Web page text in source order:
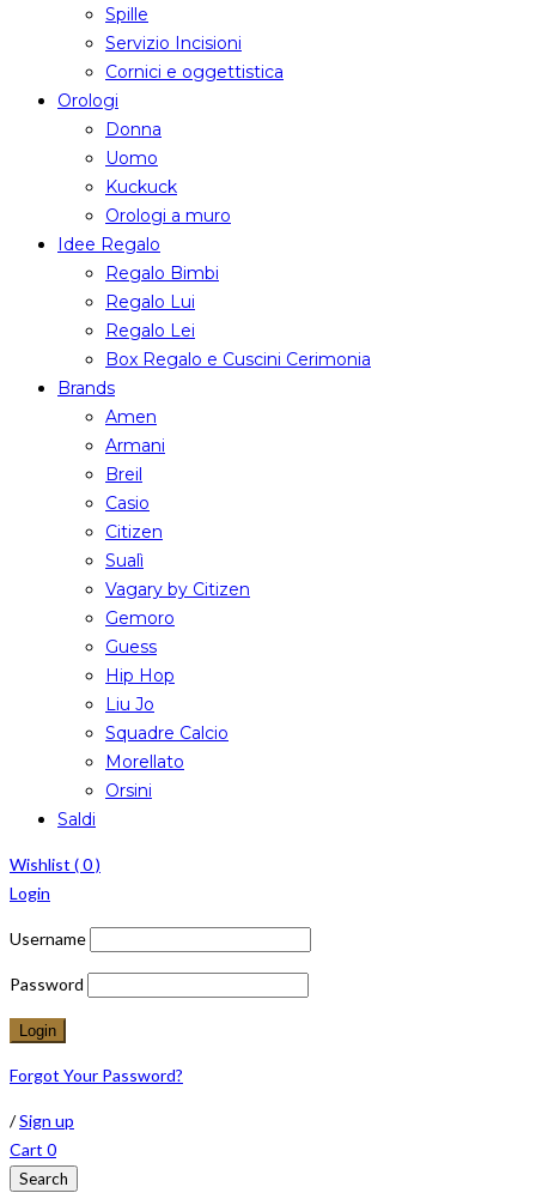
Spille
Servizio Incisioni
Cornici e oggettistica
Orologi
Donna
Uomo
Kuckuck
Orologi a muro
Idee Regalo
Regalo Bimbi
Regalo Lui
Regalo Lei
Box Regalo e Cuscini Cerimonia
Brands
Amen
Armani
Breil
Casio
Citizen
Sualì
Vagary by Citizen
Gemoro
Guess
Hip Hop
Liu Jo
Squadre Calcio
Morellato
Orsini
Saldi
Wishlist (0)
Login
Username
Password
Forgot Your Password?
/Sign up
Cart 0
Search